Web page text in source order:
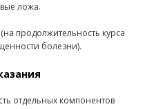
ложа.
продолжительность курса
болезни).
отдельных компонентов